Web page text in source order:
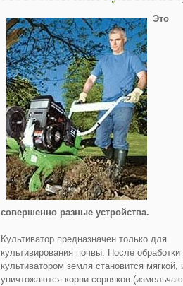
Это
совершенно разные устройства.
Культиватор предназначен только для
культивирования почвы. После обработки
культиватором земля становится мягкой,
уничтожаются корни сорняков